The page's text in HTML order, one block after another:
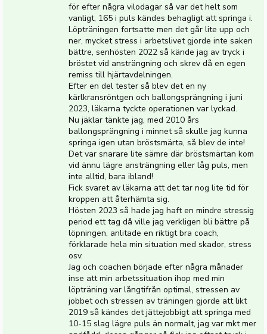
för efter några vilodagar så var det helt som
vanligt, 165 i puls kändes behagligt att springa i.
Löpträningen fortsatte men det går lite upp och
ner, mycket stress i arbetslivet gjorde inte saken
bättre, senhösten 2022 så kände jag av tryck i
bröstet vid ansträngning och skrev då en egen
remiss till hjärtavdelningen.
Efter en del tester så blev det en ny
kärlkransröntgen och ballongsprängning i juni
2023, läkarna tyckte operationen var lyckad.
Nu jäklar tänkte jag, med 2010 års
ballongsprängning i minnet så skulle jag kunna
springa igen utan bröstsmärta, så blev de inte!
Det var snarare lite sämre där bröstsmärtan kom
vid ännu lägre ansträngning eller låg puls, men
inte alltid, bara ibland!
Fick svaret av läkarna att det tar nog lite tid för
kroppen att återhämta sig.
Hösten 2023 så hade jag haft en mindre stressig
period ett tag då ville jag verkligen bli bättre på
löpningen, anlitade en riktigt bra coach,
förklarade hela min situation med skador, stress
osv.
Jag och coachen började efter några månader
inse att min arbetssituation ihop med min
löpträning var långtifrån optimal, stressen av
jobbet och stressen av träningen gjorde att likt
2019 så kändes det jättejobbigt att springa med
10-15 slag lägre puls än normalt, jag var mkt mer